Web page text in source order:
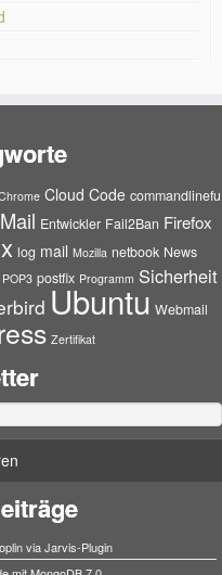
Cloud Code commandlinefu
Entwickler Fail2Ban Firefox
log mail Mozilla netbook News
POP3 postfix Programm Sicherheit
Ubuntu Webmail
Zertifikat
via Jarvis-Plugin